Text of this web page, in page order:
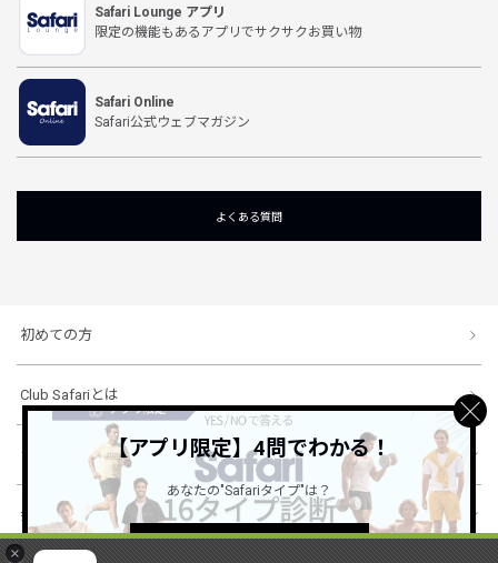
×
Safari Lounge アプリ
限定の機能もあるアプリでサクサクお買い物
Safari Online
Safari公式ウェブマガジン
よくある質問
初めての方
Club Safariとは
ショッピングガイド
会社概要・規約
【アプリ限定】4問でわかる！
あなたの"Safariタイプ"は？
詳しくはこちら ＞